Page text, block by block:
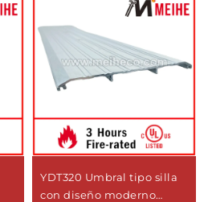
YDT320 Umbral tipo silla
con diseño moderno